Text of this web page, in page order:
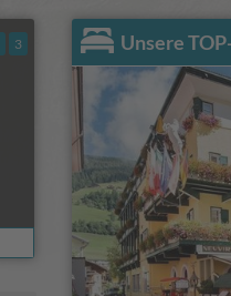
3 Unsere